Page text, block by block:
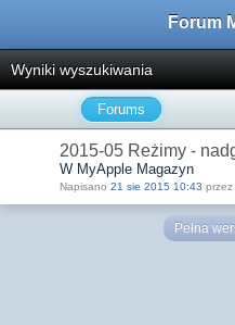
Forum
Wyniki wyszukiwania
Forums
2015-05 Reżimy -
W MyApple Magazyn
Napisano 21 sie 2015 10:43 przez
Pełna